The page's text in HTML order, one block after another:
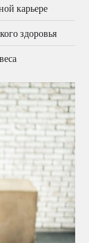
карьере
здоровья